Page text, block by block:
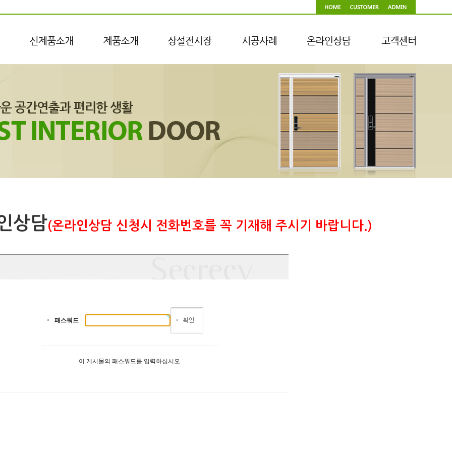
상담(온라인상담 신청시 전화번호를 꼭 기재해 주시기 바랍니다.)
패스워드
이 게시물의 패스워드를 입력하십시오.